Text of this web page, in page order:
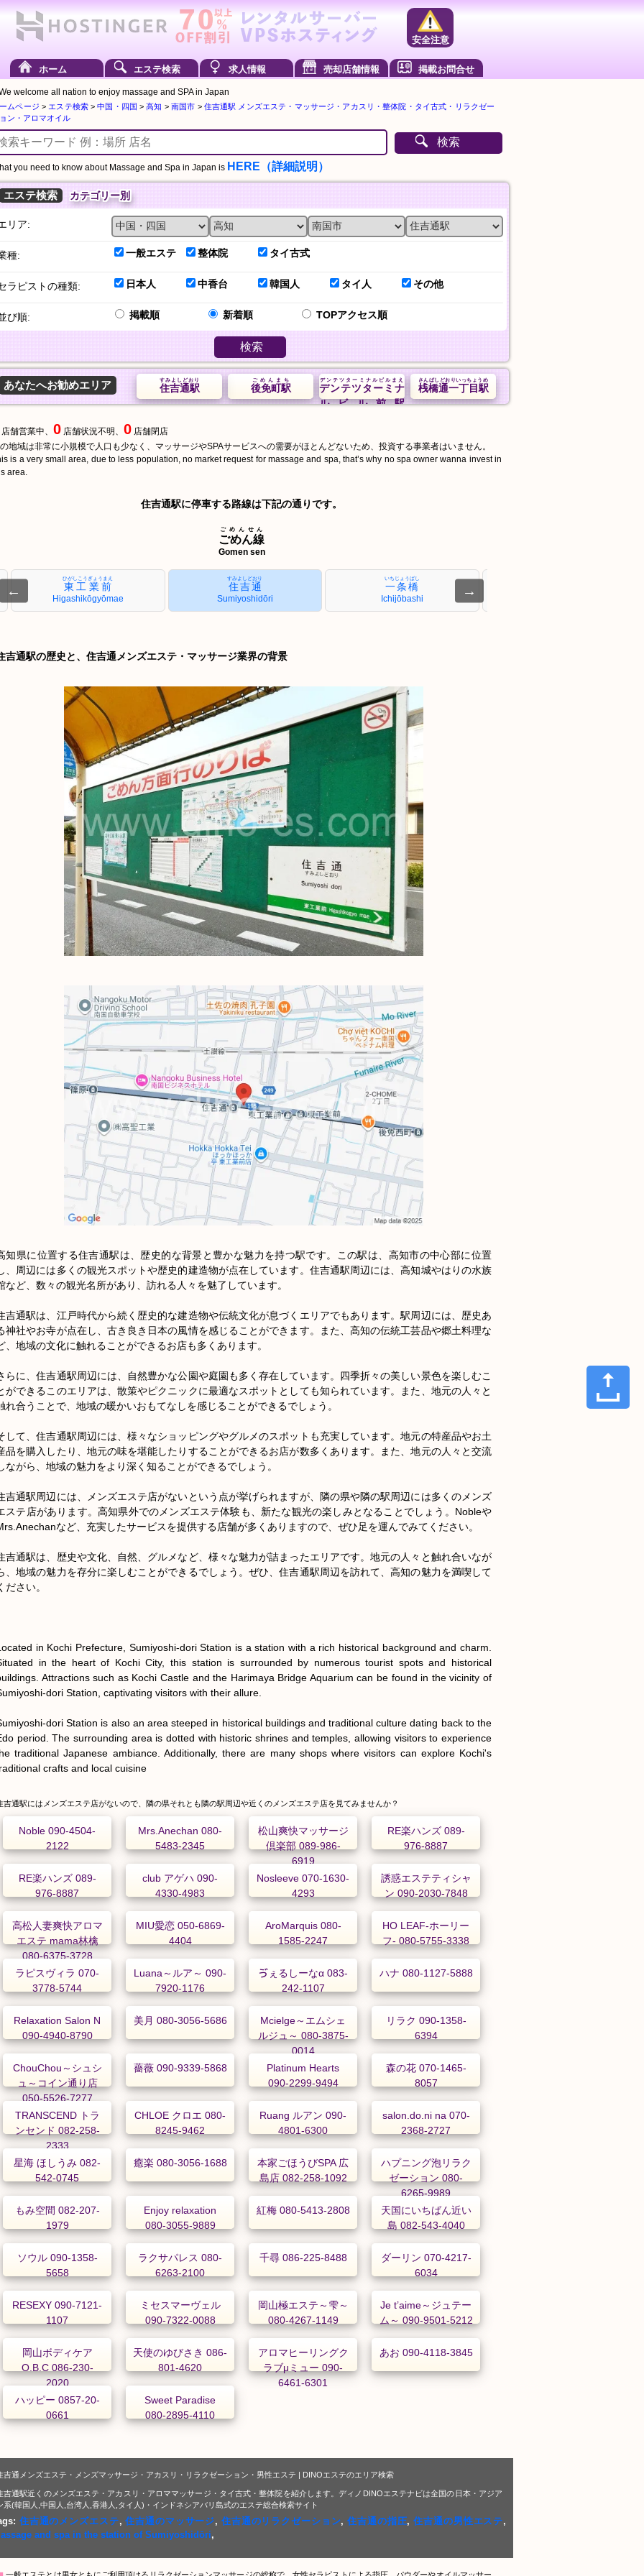
安全注意
ホーム エステ検索 求人情報 売却店舗情報 掲載お問合せ
welcome all nation to enjoy massage and SPA in Japan
ムページ > エステ検索>中国・四国 >高知 > 南国市 > 住吉通駅 メンズエステ・マッサージ・アカスリ・整体院・タイ古式・リラクゼー
ン・アロマオイル
検索
you need to know about Massage and Spa in Japan is HERE（詳細説明）
エステ検索 カテゴリー別
リア:
種: 一般エステ 整体院 タイ古式
ラピストの種類: 日本人 中香台 韓国人 タイ人 その他
び順: 掲載順 新着順 TOPアクセス順
検索
あなたへお勧めエリア 桟橋通一丁目駅
さんばしどおりいっちょうめ
デンテツターミナ
ルビル前駅
デンテツターミナルビルまえ
後免町駅
ごめんまち
住吉通駅
すみよしどおり
店舗営業中、 0 店舗状況不明、 0 店舗閉店
地域は非常に小規模で人口も少なく、マッサージやSPAサービスへの需要がほとんどないため、投資する事業者はいません。
is a very small area, due to less population, no market request for massage and spa, that’s why no spa owner wanna invest in
area.
住吉通駅に停車する路線は下記の通りです。
ごめん線
ごめんせん
Gomen sen
← 東工業前
ひがしこうぎょうまえ
Higashikōgyōmae
住吉通
すみよしどおり
Sumiyoshidōri
一条橋
いちじょうばし
Ichijōbashi
→
吉通駅の歴史と、住吉通メンズエステ・マッサージ業界の背景
知県に位置する住吉通駅は、歴史的な背景と豊かな魅力を持つ駅です。この駅は、高知市の中心部に位置
、周辺には多くの観光スポットや歴史的建造物が点在しています。住吉通駅周辺には、高知城やはりの水族
など、数々の観光名所があり、訪れる人々を魅了しています。
吉通駅は、江戸時代から続く歴史的な建造物や伝統文化が息づくエリアでもあります。駅周辺には、歴史あ
神社やお寺が点在し、古き良き日本の風情を感じることができます。また、高知の伝統工芸品や郷土料理な
、地域の文化に触れることができるお店も多くあります。
らに、住吉通駅周辺には、自然豊かな公園や庭園も多く存在しています。四季折々の美しい景色を楽しむこ
ができるこのエリアは、散策やピクニックに最適なスポットとしても知られています。また、地元の人々と
れ合うことで、地域の暖かいおもてなしを感じることができるでしょう。
して、住吉通駅周辺には、様々なショッピングやグルメのスポットも充実しています。地元の特産品やお土
品を購入したり、地元の味を堪能したりすることができるお店が数多くあります。また、地元の人々と交流
ながら、地域の魅力をより深く知ることができるでしょう。
吉通駅周辺には、メンズエステ店がないという点が挙げられますが、隣の県や隣の駅周辺には多くのメンズ
ステ店があります。高知県外でのメンズエステ体験も、新たな観光の楽しみとなることでしょう。Nobleや
など、充実したサービスを提供する店舗が多くありますので、ぜひ足を運んでみてください。
吉通駅は、歴史や文化、自然、グルメなど、様々な魅力が詰まったエリアです。地元の人々と触れ合いなが
、地域の魅力を存分に楽しむことができるでしょう。ぜひ、住吉通駅周辺を訪れて、高知の魅力を満喫して
ださい。
in Kochi Prefecture, Sumiyoshi-dori Station is a station with a rich historical background and charm.
in the heart of Kochi City, this station is surrounded by numerous tourist spots and historical
Attractions such as Kochi Castle and the Harimaya Bridge Aquarium can be found in the vicinity of
dori Station, captivating visitors with their allure.
dori Station is also an area steeped in historical buildings and traditional culture dating back to the
period. The surrounding area is dotted with historic shrines and temples, allowing visitors to experience
traditional Japanese ambiance. Additionally, there are many shops where visitors can explore Kochi's
crafts and local cuisine
吉通駅にはメンズエステ店がないので、隣の県それとも隣の駅周辺や近くのメンズエステ店を見てみませんか？
Noble 090-4504-
2122
Mrs.Anechan 080-
5483-2345
松山爽快マッサージ
倶楽部 089-986-
6919
RE楽ハンズ 089-
976-8887
RE楽ハンズ 089-
976-8887
club アゲハ 090-
4330-4983
Nosleeve 070-1630-
4293
誘惑エステティシャ
ン 090-2030-7848
高松人妻爽快アロマ
エステ mama林檎
080-6375-3728
MIU愛恋 050-6869-
4404
AroMarquis 080-
1585-2247
HO LEAF-ホーリー
フ- 080-5755-3338
ラピスヴィラ 070-
3778-5744
Luana～ルア～ 090-
7920-1176
ゔぇるしーなα 083-
242-1107
ハナ 080-1127-5888
Relaxation Salon N
090-4940-8790
美月 080-3056-5686
Mcielge～エムシェ
ルジュ～ 080-3875-
0014
リラク 090-1358-
6394
ChouChou～シュシ
ュ～コイン通り店
050-5526-7277
薔薇 090-9339-5868
Platinum Hearts
090-2299-9494
森の花 070-1465-
8057
TRANSCEND トラ
ンセンド 082-258-
2333
CHLOE クロエ 080-
8245-9462
Ruang ルアン 090-
4801-6300
salon.do.ni na 070-
2368-2727
星海 ほしうみ 082-
542-0745
癒楽 080-3056-1688
本家ごほうびSPA 広
島店 082-258-1092
ハプニング泡リラク
ゼーション 080-
6265-9989
もみ空間 082-207-
1979
Enjoy relaxation
080-3055-9889
紅梅 080-5413-2808
天国にいちばん近い
島 082-543-4040
ソウル 090-1358-
5658
ラクサパレス 080-
6263-2100
千尋 086-225-8488
ダーリン 070-4217-
6034
RESEXY 090-7121-
1107
ミセスマーヴェル
090-7322-0088
岡山極エステ～雫～
080-4267-1149
Je t’aime～ジュテー
ム～ 090-9501-5212
岡山ボディケア
O.B.C 086-230-
2020
天使のゆびさき 086-
801-4620
アロマヒーリングク
ラブμミュー 090-
6461-6301
あお 090-4118-3845
ハッピー 0857-20-
0661
Sweet Paradise
080-2895-4110
吉通メンズエステ・メンズマッサージ・アカスリ・リラクゼーション・男性エステ | DINOエステのエリア検索
吉通駅近くのメンズエステ・アカスリ・アロママッサージ・タイ古式・整体院を紹介します。ディノDINOエステナビは全国の日本・アジア
系(韓国人,中国人,台湾人,香港人,タイ人)・インドネシアバリ島式のエステ総合検索サイト
住吉通のメンズエステ,住吉通のマッサージ,住吉通のリラクゼーション,住吉通の指圧,住吉通の男性エステ,
and spa in the station of Sumiyoshidōri,